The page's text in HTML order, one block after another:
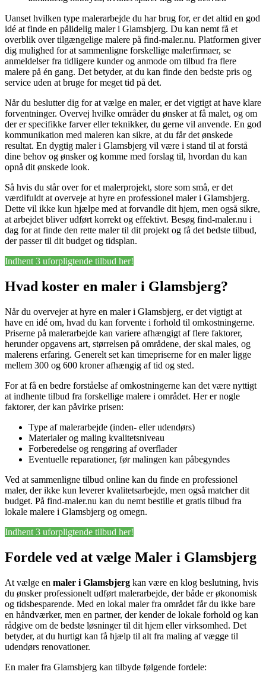
Uanset hvilken type malerarbejde du har brug for, er det altid en god
idé at finde en pålidelig maler i Glamsbjerg. Du kan nemt få et
overblik over tilgængelige malere på find-maler.nu. Platformen giver
dig mulighed for at sammenligne forskellige malerfirmaer, se
anmeldelser fra tidligere kunder og anmode om tilbud fra flere
malere på én gang. Det betyder, at du kan finde den bedste pris og
service uden at bruge for meget tid på det.
Når du beslutter dig for at vælge en maler, er det vigtigt at have klare
forventninger. Overvej hvilke områder du ønsker at få malet, og om
der er specifikke farver eller teknikker, du gerne vil anvende. En god
kommunikation med maleren kan sikre, at du får det ønskede
resultat. En dygtig maler i Glamsbjerg vil være i stand til at forstå
dine behov og ønsker og komme med forslag til, hvordan du kan
opnå dit ønskede look.
Så hvis du står over for et malerprojekt, store som små, er det
værdifuldt at overveje at hyre en professionel maler i Glamsbjerg.
Dette vil ikke kun hjælpe med at forvandle dit hjem, men også sikre,
at arbejdet bliver udført korrekt og effektivt. Besøg find-maler.nu i
dag for at finde den rette maler til dit projekt og få det bedste tilbud,
der passer til dit budget og tidsplan.
Indhent 3 uforpligtende tilbud her!
Hvad koster en maler i Glamsbjerg?
Når du overvejer at hyre en maler i Glamsbjerg, er det vigtigt at
have en idé om, hvad du kan forvente i forhold til omkostningerne.
Priserne på malerarbejde kan variere afhængigt af flere faktorer,
herunder opgavens art, størrelsen på områdene, der skal males, og
malerens erfaring. Generelt set kan timepriserne for en maler ligge
mellem 300 og 600 kroner afhængig af tid og sted.
For at få en bedre forståelse af omkostningerne kan det være nyttigt
at indhente tilbud fra forskellige malere i området. Her er nogle
faktorer, der kan påvirke prisen:
Type af malerarbejde (inden- eller udendørs)
Materialer og maling kvalitetsniveau
Forberedelse og rengøring af overflader
Eventuelle reparationer, før malingen kan påbegyndes
Ved at sammenligne tilbud online kan du finde en professionel
maler, der ikke kun leverer kvalitetsarbejde, men også matcher dit
budget. På find-maler.nu kan du nemt bestille et gratis tilbud fra
lokale malere i Glamsbjerg og omegn.
Indhent 3 uforpligtende tilbud her!
Fordele ved at vælge Maler i Glamsbjerg
At vælge en maler i Glamsbjerg kan være en klog beslutning, hvis
du ønsker professionelt udført malerarbejde, der både er økonomisk
og tidsbesparende. Med en lokal maler fra området får du ikke bare
en håndværker, men en partner, der kender de lokale forhold og kan
rådgive om de bedste løsninger til dit hjem eller virksomhed. Det
betyder, at du hurtigt kan få hjælp til alt fra maling af vægge til
udendørs renovationer.
En maler fra Glamsbjerg kan tilbyde følgende fordele: